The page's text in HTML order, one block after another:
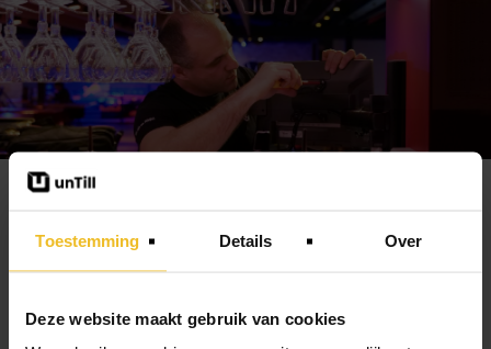
Toestemming Details Over
Deze website maakt gebruik van cookies
In 3 stappen aan de slag